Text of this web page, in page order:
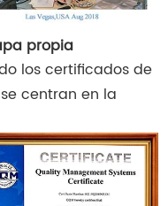
propia
los certificados de
se centran en la